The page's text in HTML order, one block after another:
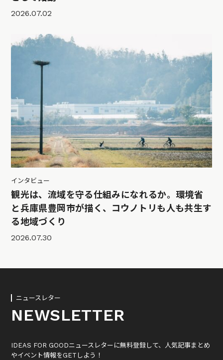
2026.07.02
インタビュー
観光は、流域を守る仕組みになれるか。環境省
と兵庫県豊岡市が描く、コウノトリも人も共生す
る地域づくり
2026.07.30
ニュースレター
NEWSLETTER
IDEAS FOR GOODニュースレターに無料登録して、人気記事まとめ
やイベント情報をGETしよう！